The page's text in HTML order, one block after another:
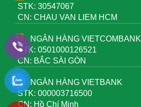
STK: 30547067
CN: CHAU VAN LIEM HCM
NGÂN HÀNG VIETCOMBANK
STK: 0501000126521
CN: BẮC SÀI GÒN
NGÂN HÀNG VIETBANK
STK: 000003716500
CN: Hồ Chí Minh